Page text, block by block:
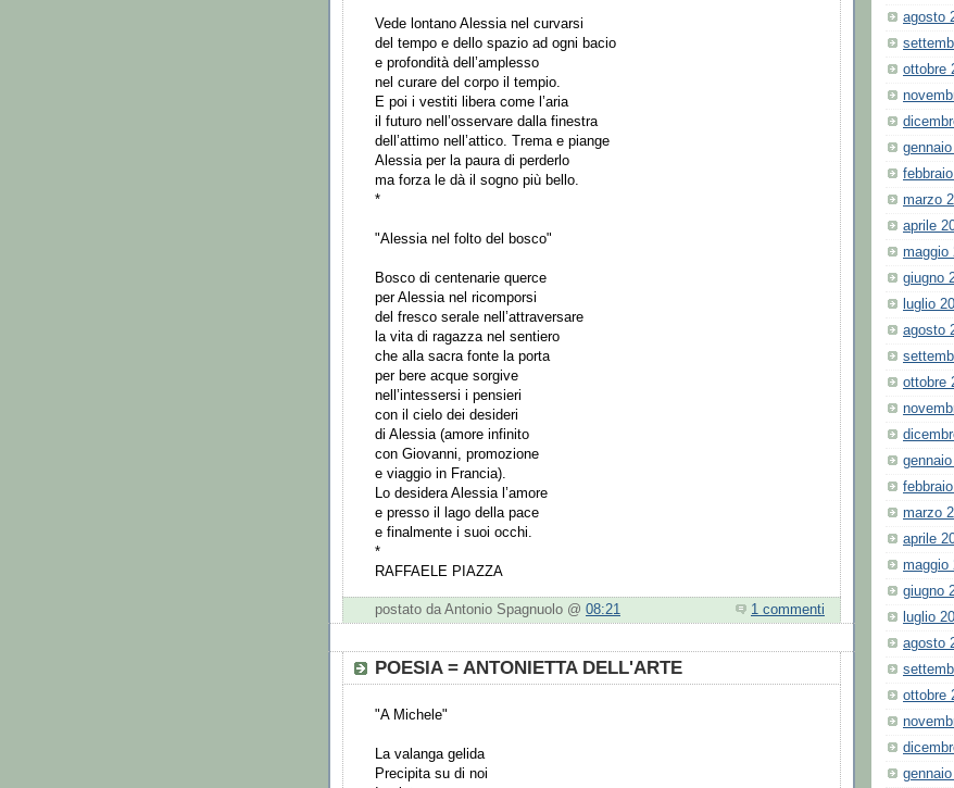
Vede lontano Alessia nel curvarsi
del tempo e dello spazio ad ogni bacio
e profondità dell’amplesso
nel curare del corpo il tempio.
E poi i vestiti libera come l’aria
il futuro nell’osservare dalla finestra
dell’attimo nell’attico. Trema e piange
Alessia per la paura di perderlo
ma forza le dà il sogno più bello.
*
"Alessia nel folto del bosco"
Bosco di centenarie querce
per Alessia nel ricomporsi
del fresco serale nell’attraversare
la vita di ragazza nel sentiero
che alla sacra fonte la porta
per bere acque sorgive
nell’intessersi i pensieri
con il cielo dei desideri
di Alessia (amore infinito
con Giovanni, promozione
e viaggio in Francia).
Lo desidera Alessia l’amore
e presso il lago della pace
e finalmente i suoi occhi.
*
RAFFAELE PIAZZA
postato da Antonio Spagnuolo @ 08:21 1 commenti
POESIA = ANTONIETTA DELL'ARTE
"A Michele"
La valanga gelida
Precipita su di noi
agosto
ottobre
marzo
aprile
maggio
giugno
luglio
agosto
ottobre
marzo
aprile
maggio
giugno
luglio
agosto
ottobre